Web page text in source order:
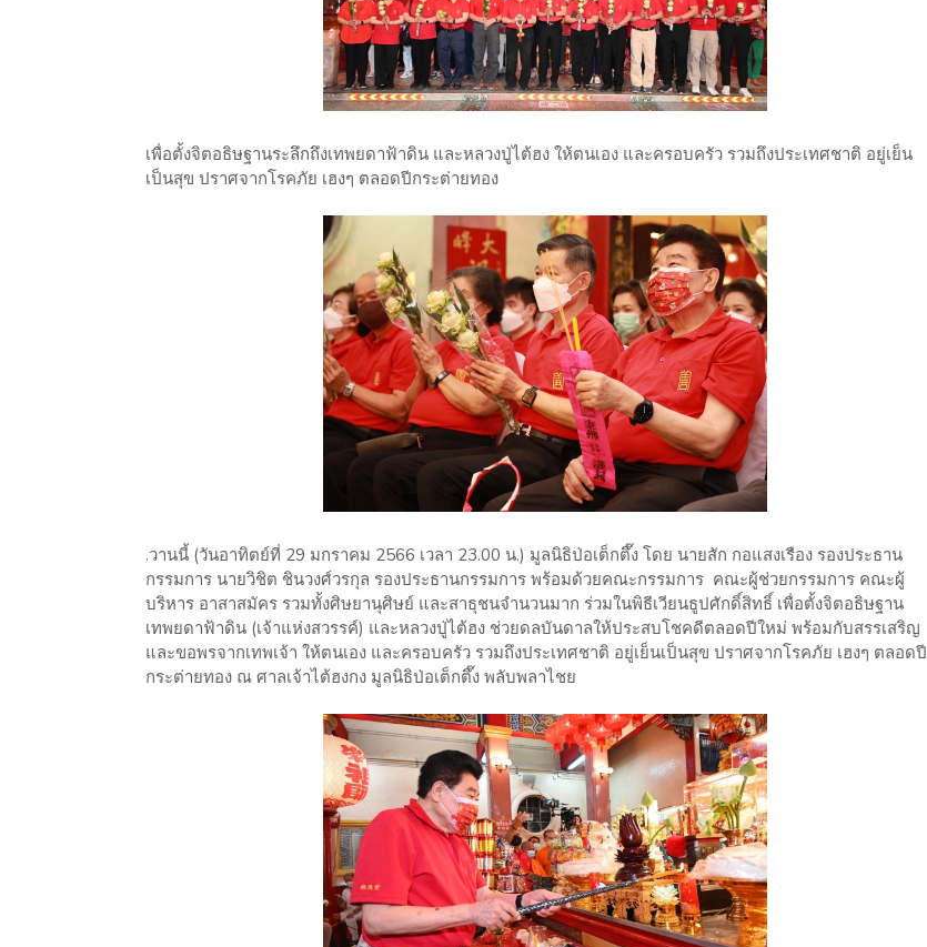
เพื่อตั้งจิตอธิษฐานระลึกถึงเทพยดาฟ้าดิน และหลวงปู่ไต้ฮง ให้ตนเอง และครอบครัว รวมถึงประเทศชาติ อยู่เย็น
เป็นสุข ปราศจากโรคภัย เฮงๆ ตลอดปีกระต่ายทอง
.วานนี้ (วันอาทิตย์ที่ 29 มกราคม 2566 เวลา 23.00 น.) มูลนิธิป่อเต็กตึ๊ง โดย นายสัก กอแสงเรือง รองประธาน
กรรมการ นายวิชิต ชินวงศ์วรกุล รองประธานกรรมการ พร้อมด้วยคณะกรรมการ คณะผู้ช่วยกรรมการ คณะผู้
บริหาร อาสาสมัคร รวมทั้งศิษยานุศิษย์ และสาธุชนจำนวนมาก ร่วมในพิธีเวียนธูปศักดิ์สิทธิ์ เพื่อตั้งจิตอธิษฐาน
เทพยดาฟ้าดิน (เจ้าแห่งสวรรค์) และหลวงปู่ไต้ฮง ช่วยดลบันดาลให้ประสบโชคดีตลอดปีใหม่ พร้อมกับสรรเสริญ
และขอพรจากเทพเจ้า ให้ตนเอง และครอบครัว รวมถึงประเทศชาติ อยู่เย็นเป็นสุข ปราศจากโรคภัย เฮงๆ ตลอดปี
กระต่ายทอง ณ ศาลเจ้าไต้ฮงกง มูลนิธิป่อเต็กตึ๊ง พลับพลาไชย